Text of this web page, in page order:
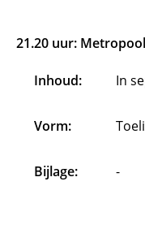
21.20 uur:
Inhoud: In
Vorm:
Bijlage: -